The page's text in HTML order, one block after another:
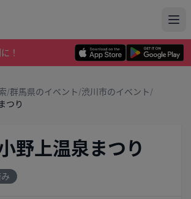
！
/群馬県のイベント/渋川市のイベント/
つり
野上温泉まつり